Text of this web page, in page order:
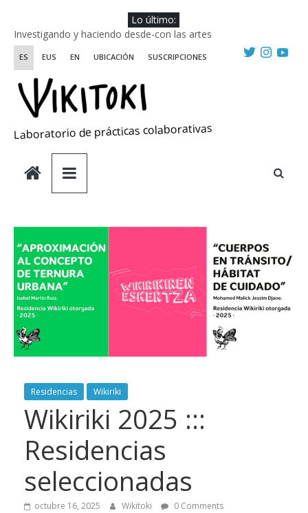
contenido
Lo último:
Investigando y haciendo desde-con las artes
Wikiriki 2025 ::: Residencias seleccionadas
creación 2025
Escuela de Prácticas Transformadoras
Una visión sistémica y saludable de las emociones
ES EUS EN UBICACIÓN SUSCRIPCIONES
Laboratorio de prácticas colaborativas
Residencias Wikiriki
Wikiriki 2025 :::
Residencias
seleccionadas
octubre 16, 2025 Wikitoki 0 Comments